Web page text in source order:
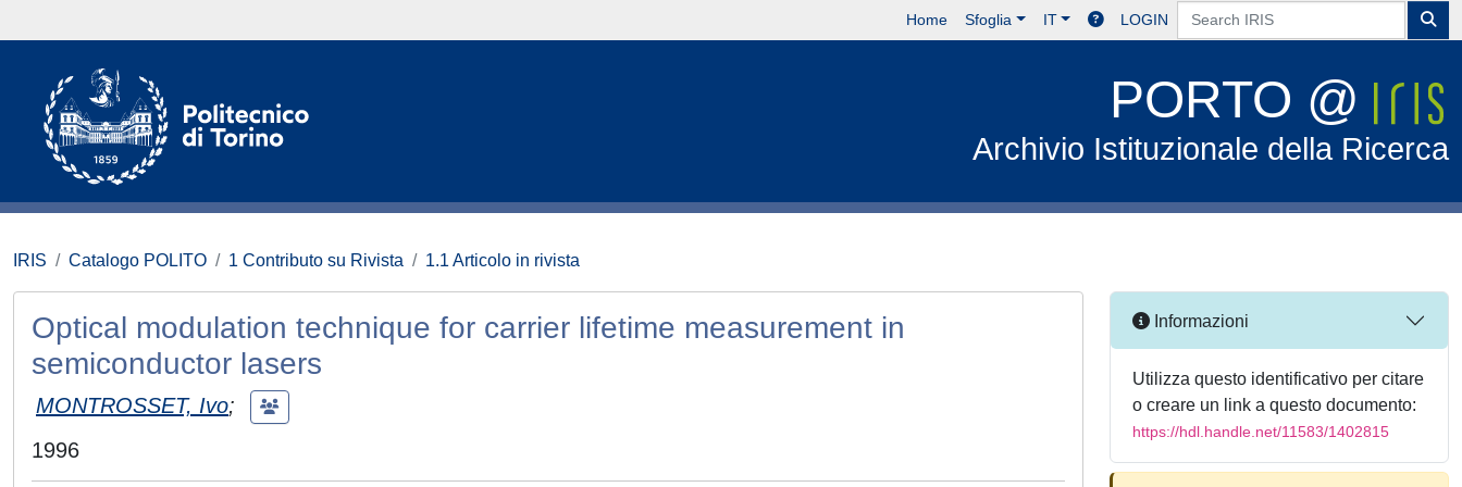
Home Sfoglia IT LOGIN
PORTO @
Archivio Istituzionale della Ricerca
IRIS Catalogo POLITO 1 Contributo su Rivista 1.1 Articolo in rivista
Optical modulation technique for carrier lifetime measurement in
semiconductor lasers
MONTROSSET, Ivo;
1996
Informazioni
Utilizza questo identificativo per citare
o creare un link a questo documento:
https://hdl.handle.net/11583/1402815